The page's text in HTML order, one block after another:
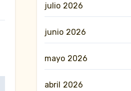
julio 2026
junio 2026
mayo 2026
abril 2026